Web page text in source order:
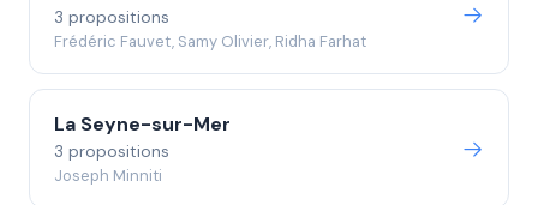
3 propositions
Frédéric Fauvet, Samy Olivier, Ridha Farhat
La Seyne-sur-Mer
3 propositions
Joseph Minniti